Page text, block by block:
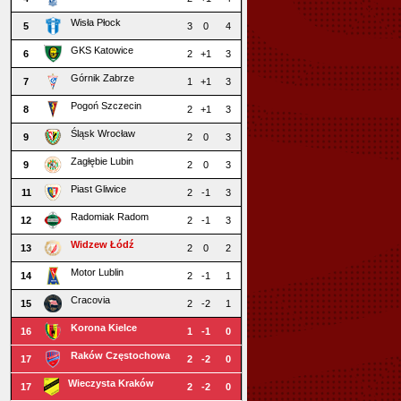
5 Wisła Płock 3 0 4
6 GKS Katowice 2 +1 3
7 Górnik Zabrze 1 +1 3
8 Pogoń Szczecin 2 +1 3
9 Śląsk Wrocław 2 0 3
9 Zagłębie Lubin 2 0 3
11 Piast Gliwice 2 -1 3
12 Radomiak Radom 2 -1 3
13 Widzew Łódź 2 0 2
14 Motor Lublin 2 -1 1
15 Cracovia 2 -2 1
16 Korona Kielce 1 -1 0
17 Raków Częstochowa 2 -2 0
17 Wieczysta Kraków 2 -2 0